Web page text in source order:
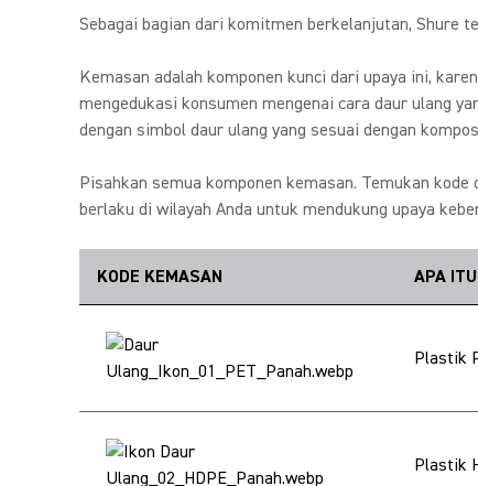
Sebagai bagian dari komitmen berkelanjutan, Shure
Kemasan adalah komponen kunci dari upaya ini,
mengedukasi konsumen mengenai cara daur ulang
dengan simbol daur ulang yang sesuai dengan
Pisahkan semua komponen kemasan. Temukan kode
berlaku di wilayah Anda untuk mendukung upaya
KODE KEMASAN APA
Plastik
Plastik